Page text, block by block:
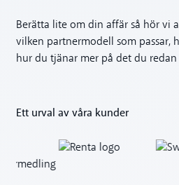
Berätta lite om din affär så hör vi
vilken partnermodell som passar,
hur du tjänar mer på det du redan
Ett urval av våra kunder